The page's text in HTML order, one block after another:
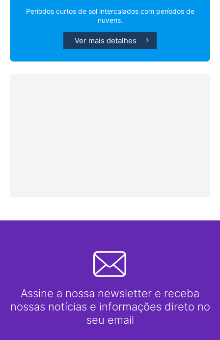
Períodos curtos de sol intercalados com períodos de
nuvens.
Ver mais detalhes
Assine a nossa newsletter e receba
nossas notícias e informações direto no
seu email